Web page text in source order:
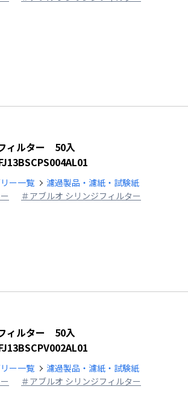
ィルター 50入
ー一覧
濾過製品・濾紙・試験紙
＃アブルオ シリンジフィルター
ィルター 50入
ー一覧
濾過製品・濾紙・試験紙
＃アブルオ シリンジフィルター